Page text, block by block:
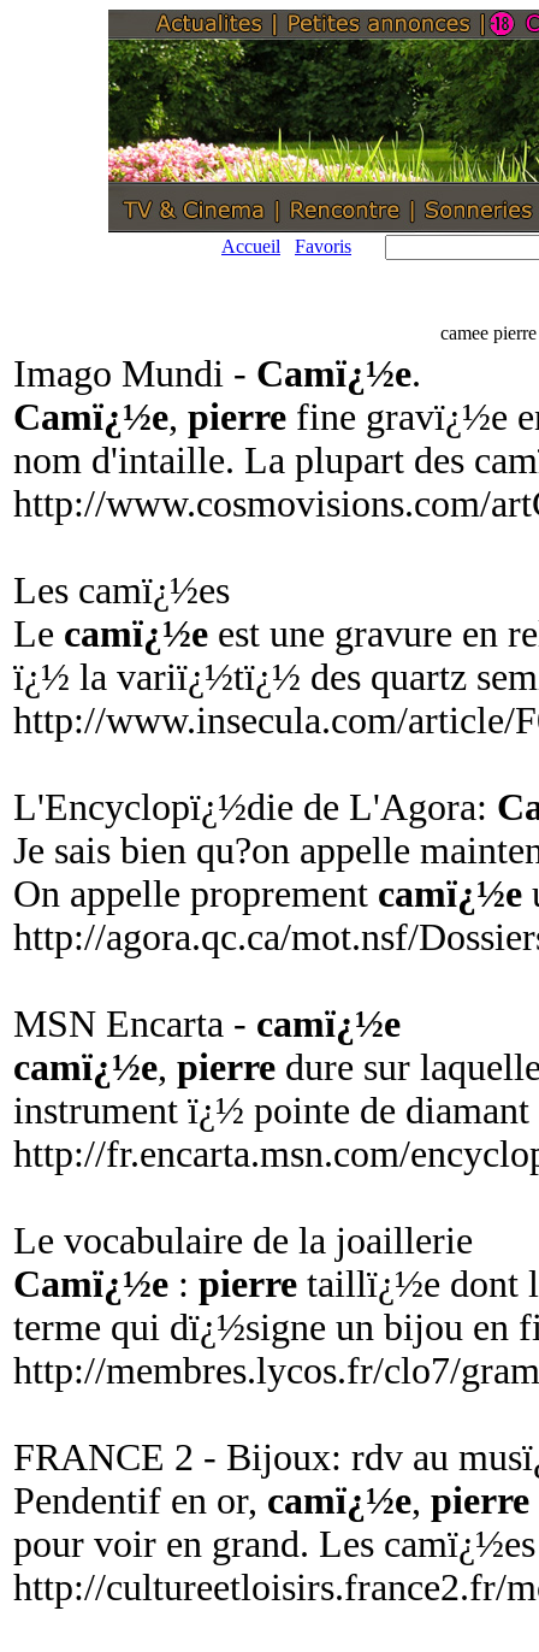
Accueil Favoris
camee
Imago Mundi - Camï¿½e.
Camï¿½e, pierre fine gravï¿½e
nom d'intaille. La plupart des
http://www.cosmovisions.com/
Les camï¿½es
Le camï¿½e est une gravure en
ï¿½ la variï¿½tï¿½ des quartz
http://www.insecula.com/article/
L'Encyclopï¿½die de L'Agora:
Je sais bien qu?on appelle
On appelle proprement camï¿½e
http://agora.qc.ca/mot.nsf/
MSN Encarta - camï¿½e
camï¿½e, pierre dure sur
instrument ï¿½ pointe de
http://fr.encarta.msn.com/
Le vocabulaire de la joaillerie
Camï¿½e : pierre taillï¿½e dont
terme qui dï¿½signe un bijou en
http://membres.lycos.fr/clo7/
FRANCE 2 - Bijoux: rdv au
Pendentif en or, camï¿½e, pierre
pour voir en grand. Les
http://cultureetloisirs.france2.fr/